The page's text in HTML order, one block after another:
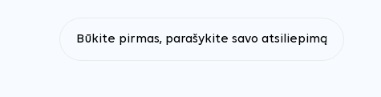
Būkite pirmas, parašykite savo atsiliepimą